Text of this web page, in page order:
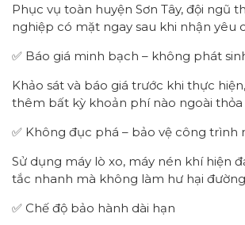
Phục vụ toàn huyện Sơn Tây, đội ngũ
nghiệp có mặt ngay sau khi nhận yêu
✅ Báo giá minh bạch – không phát
Khảo sát và báo giá trước khi thực
thêm bất kỳ khoản phí nào ngoài thỏa
✅ Không đục phá – bảo vệ công trình
Sử dụng máy lò xo, máy nén khí hiện
tắc nhanh mà không làm hư hại
✅ Chế độ bảo hành dài hạn